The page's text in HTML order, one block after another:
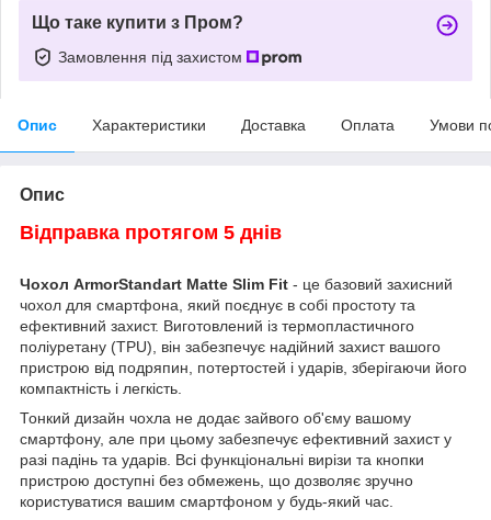
Що таке купити з Пром?
Замовлення під захистом
Опис Характеристики Доставка Оплата Умови
Опис
Відправка протягом 5 днів
Чохол ArmorStandart Matte Slim Fit - це базовий захисний
чохол для смартфона, який поєднує в собі простоту та
ефективний захист. Виготовлений із термопластичного
поліуретану (TPU), він забезпечує надійний захист вашого
пристрою від подряпин, потертостей і ударів, зберігаючи його
компактність і легкість.
Тонкий дизайн чохла не додає зайвого об'єму вашому
смартфону, але при цьому забезпечує ефективний захист у
разі падінь та ударів. Всі функціональні вирізи та кнопки
пристрою доступні без обмежень, що дозволяє зручно
користуватися вашим смартфоном у будь-який час.